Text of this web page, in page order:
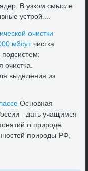
В узком смысле
устрой ...
очистки
м3сутчистка
подсистем:
очистка.
выделения из
Основная
- дать учащимся
о природе
природы РФ,